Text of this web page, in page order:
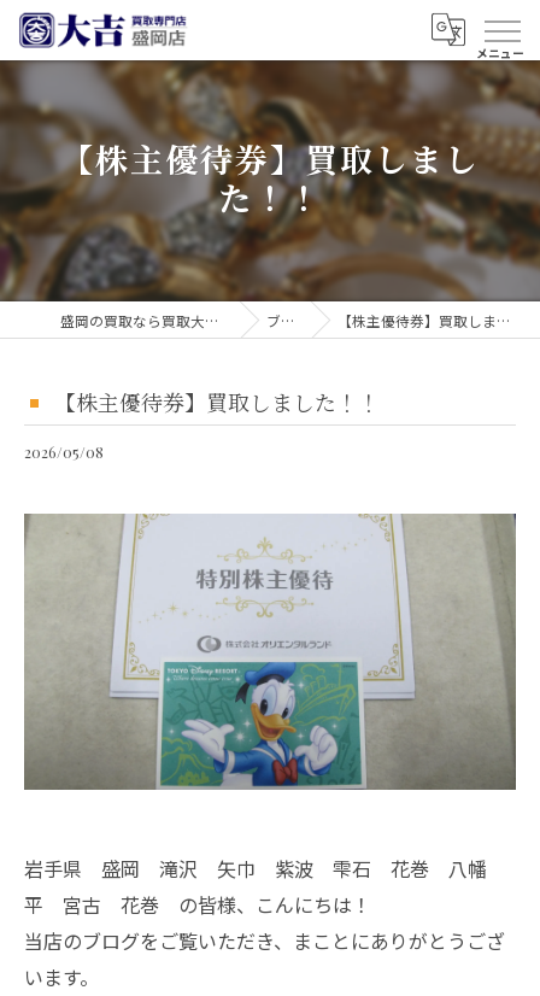
【株主優待券】買取しまし
た！！
盛岡の買取なら買取大吉 盛岡店 ブログ 【株主優待券】買取しました！！
【株主優待券】買取しました！！
2026/05/08
岩手県 盛岡 滝沢 矢巾 紫波 雫石 花巻 八幡
平 宮古 花巻 の皆様、こんにちは！
当店のブログをご覧いただき、まことにありがとうござ
います。